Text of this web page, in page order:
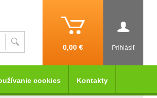
Prihlásiť
0,00 €
cookies Kontakty